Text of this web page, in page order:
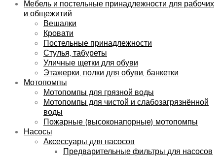
Мебель и постельные принадлежности для рабочих
и общежитий
Вешалки
Кровати
Постельные принадлежности
Стулья, табуреты
Уличные щетки для обуви
Этажерки, полки для обуви, банкетки
Мотопомпы
Мотопомпы для грязной воды
Мотопомпы для чистой и слабозагрязнённой
воды
Пожарные (высоконапорные) мотопомпы
Насосы
Аксессуары для насосов
Предварительные фильтры для насосов